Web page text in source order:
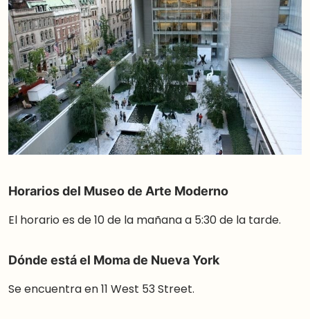
Horarios del Museo de Arte Moderno
El horario es de 10 de la mañana a 5:30 de la tarde.
Dónde está el Moma de Nueva York
Se encuentra en 11 West 53 Street.